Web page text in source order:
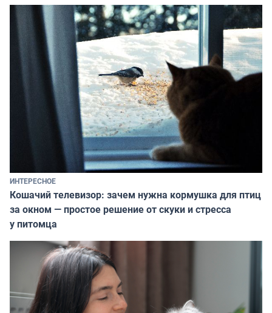
ИНТЕРЕСНОЕ
Кошачий телевизор: зачем нужна кормушка для птиц
за окном — простое решение от скуки и стресса
у питомца